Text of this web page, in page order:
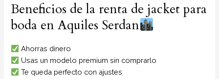
Beneficios de la renta de jacket para
boda en Aquiles Serdan
Ahorras dinero
Usas un modelo premium sin comprarlo
Te queda perfecto con ajustes